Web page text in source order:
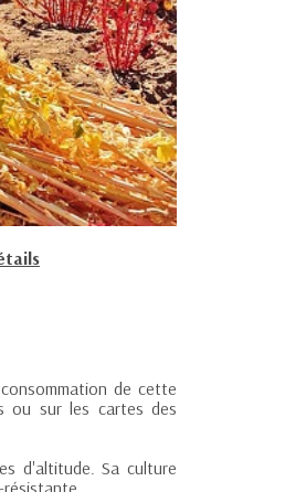
de cette
ou sur les cartes des
d'altitude. Sa culture